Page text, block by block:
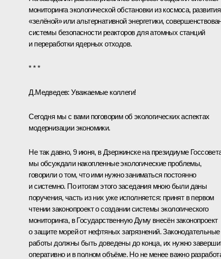
мониторинга экологической обстановки из космоса, развития
«зелёной» или альтернативной энергетики,
системы безопасности реакторов для атомных станций
и переработки ядерных отходов.
* * *
Д.Медведев: Уважаемые коллеги!
Сегодня мы с вами поговорим об экологических аспектах
модернизации экономики.
Не так давно, 9 июня, в Дзержинске на президиуме
мы обсуждали накопленные экологические проблемы,
говорили о том, что ими нужно заниматься постоянно
и системно. По итогам этого заседания мною были даны
поручения, часть из них уже исполняется: принят в первом
чтении законопроект о создании системы экологического
мониторинга, в Государственную Думу внесён законопроект
о защите морей от нефтяных загрязнений. Законодательные
работы должны быть доведены до конца, их нужно
оперативно и в полном объёме. Но не менее важно